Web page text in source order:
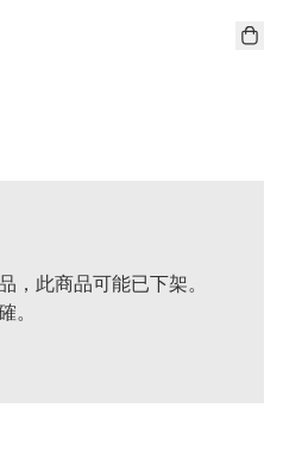
，此商品可能已下架。
。